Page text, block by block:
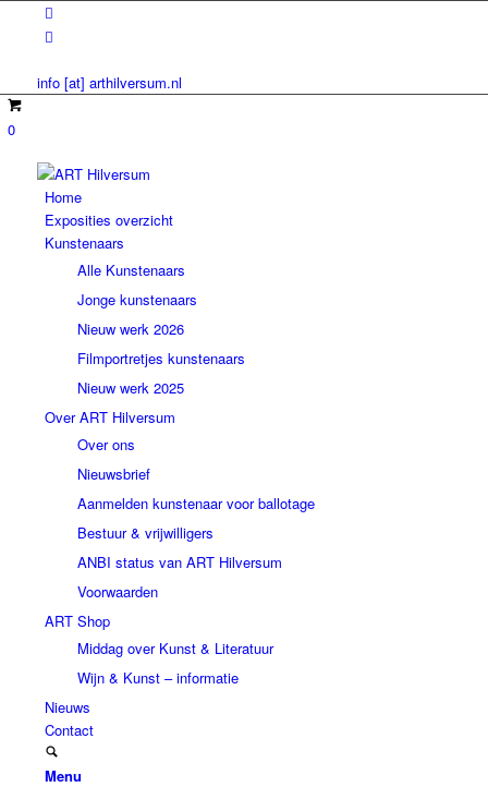
info [at] arthilversum.nl
0
Home
Exposities overzicht
Kunstenaars
Alle Kunstenaars
Jonge kunstenaars
Nieuw werk 2026
Filmportretjes kunstenaars
Nieuw werk 2025
Over ART Hilversum
Over ons
Nieuwsbrief
Aanmelden kunstenaar voor ballotage
Bestuur & vrijwilligers
ANBI status van ART Hilversum
Voorwaarden
ART Shop
Middag over Kunst & Literatuur
Wijn & Kunst – informatie
Nieuws
Contact
Menu